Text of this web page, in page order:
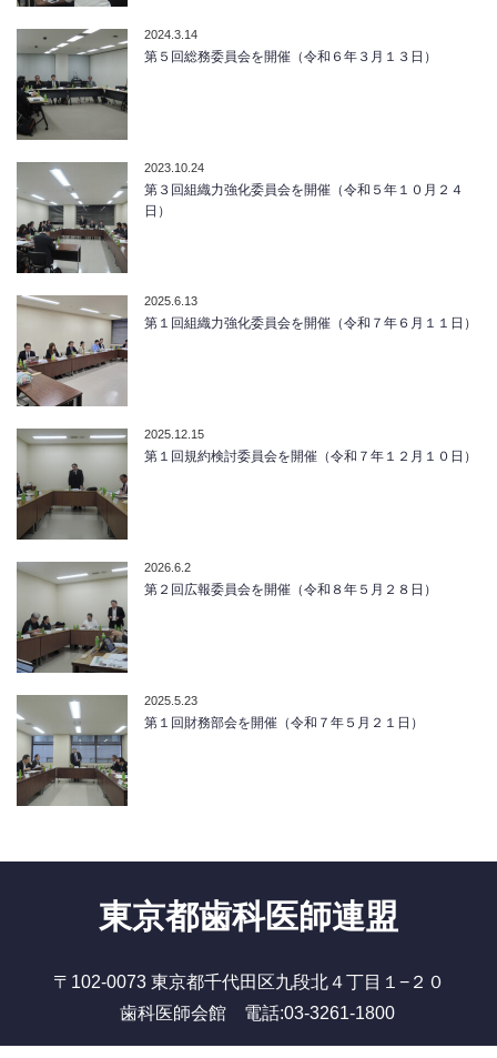
2024.3.14
第５回総務委員会を開催（令和６年３月１３日）
2023.10.24
第３回組織力強化委員会を開催（令和５年１０月２４
日）
2025.6.13
第１回組織力強化委員会を開催（令和７年６月１１日）
2025.12.15
第１回規約検討委員会を開催（令和７年１２月１０日）
2026.6.2
第２回広報委員会を開催（令和８年５月２８日）
2025.5.23
第１回財務部会を開催（令和７年５月２１日）
東京都歯科医師連盟
〒102-0073 東京都千代田区九段北４丁目１−２０
歯科医師会館 電話:03-3261-1800